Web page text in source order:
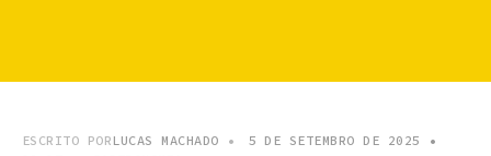
ESCRITO POR LUCAS MACHADO • 5 DE SETEMBRO DE 2025
•